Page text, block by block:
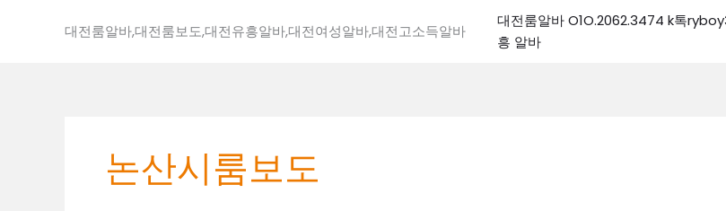
대전룸알바,대전룸보도,대전유흥알바,대전여성알바,대전고소득알바
대전룸알바 O1O.2062.3474 k톡
흥 알바
논산시룸보도